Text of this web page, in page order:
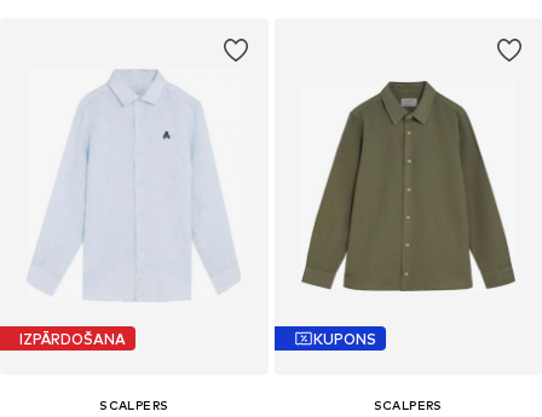
IZPĀRDOŠANA
SCALPERS
KUPONS
SCALPERS